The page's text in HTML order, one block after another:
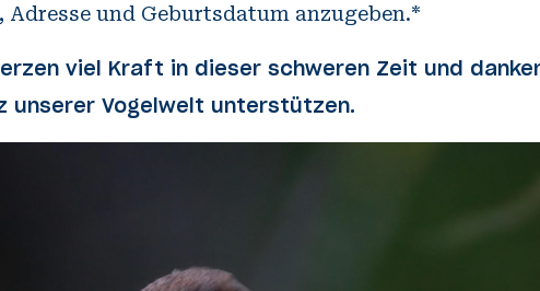
Adresse und Geburtsdatum anzugeben.*
viel Kraft in dieser schweren Zeit und
unserer Vogelwelt unterstützen.